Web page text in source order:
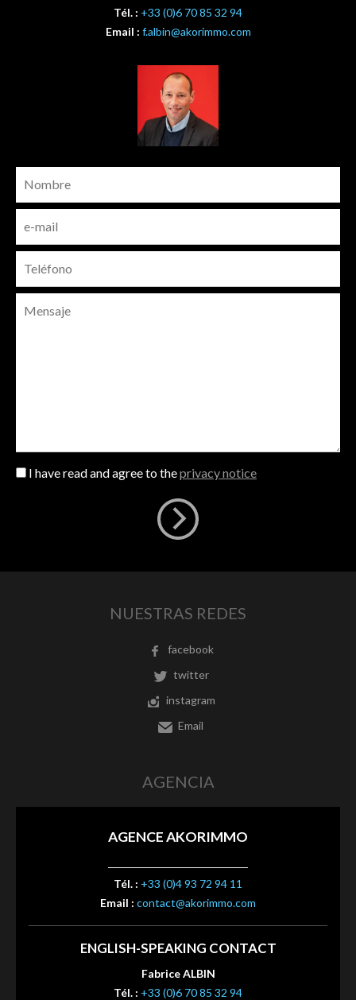
Tél. : +33 (0)6 70 85 32 94
Email : f.albin@akorimmo.com
I have read and agree to theprivacy notice
NUESTRAS REDES
facebook
twitter
instagram
Email
AGENCIA
AGENCE AKORIMMO
Tél. : +33 (0)4 93 72 94 11
Email : contact@akorimmo.com
ENGLISH-SPEAKING CONTACT
Fabrice ALBIN
Tél. : +33 (0)6 70 85 32 94